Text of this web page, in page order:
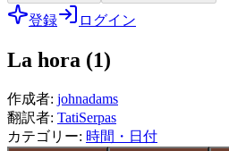
登録 ログイン
La hora (1)
作成者: johnadams
翻訳者: TatiSerpas
カテゴリー: 時間・日付